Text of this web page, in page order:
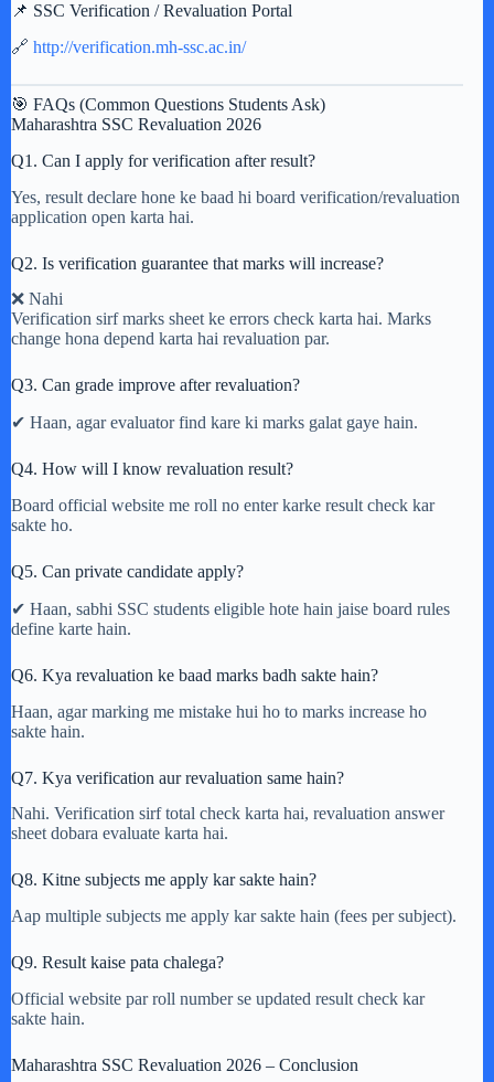
📌 SSC Verification / Revaluation Portal
🔗 http://verification.mh-ssc.ac.in/
🎯 FAQs (Common Questions Students Ask)
Maharashtra SSC Revaluation 2026
Q1. Can I apply for verification after result?
Yes, result declare hone ke baad hi board verification/revaluation
application open karta hai.
Q2. Is verification guarantee that marks will increase?
❌ Nahi
Verification sirf marks sheet ke errors check karta hai. Marks
change hona depend karta hai revaluation par.
Q3. Can grade improve after revaluation?
✔ Haan, agar evaluator find kare ki marks galat gaye hain.
Q4. How will I know revaluation result?
Board official website me roll no enter karke result check kar
sakte ho.
Q5. Can private candidate apply?
✔ Haan, sabhi SSC students eligible hote hain jaise board rules
define karte hain.
Q6. Kya revaluation ke baad marks badh sakte hain?
Haan, agar marking me mistake hui ho to marks increase ho
sakte hain.
Q7. Kya verification aur revaluation same hain?
Nahi. Verification sirf total check karta hai, revaluation answer
sheet dobara evaluate karta hai.
Q8. Kitne subjects me apply kar sakte hain?
Aap multiple subjects me apply kar sakte hain (fees per subject).
Q9. Result kaise pata chalega?
Official website par roll number se updated result check kar
sakte hain.
Maharashtra SSC Revaluation 2026 – Conclusion